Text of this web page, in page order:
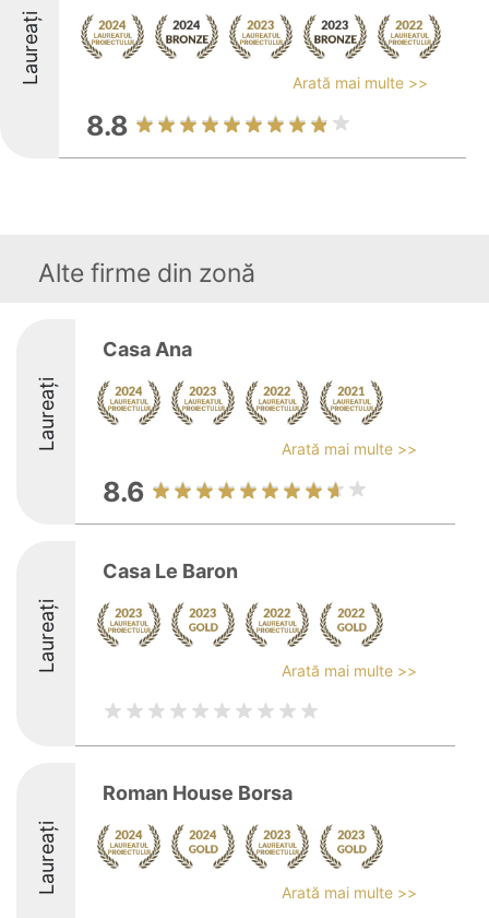
Laureați Arată mai multe >>
8.8
Alte firme din zonă
Laureați
Casa Ana
Arată mai multe >>
8.6
Laureați
Casa Le Baron
Arată mai multe >>
Laureați
Roman House Borsa
Arată mai multe >>